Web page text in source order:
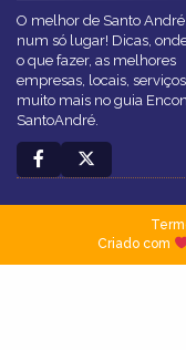
O melhor de Santo André
num só lugar! Dicas,
o que fazer, as melhores
empresas, locais,
muito mais no guia
SantoAndré.
Criado com